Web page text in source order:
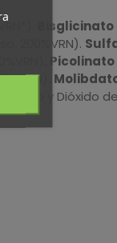
200%VRN).
.
.
y Dióxido